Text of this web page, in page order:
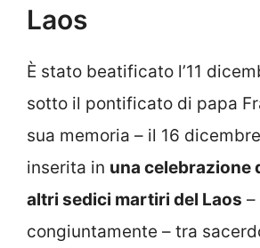
Laos
È stato beatificato l’11
sotto il pontificato di papa
sua memoria – il 16
inserita in una celebrazione
altri sedici martiri del Laos
congiuntamente – tra